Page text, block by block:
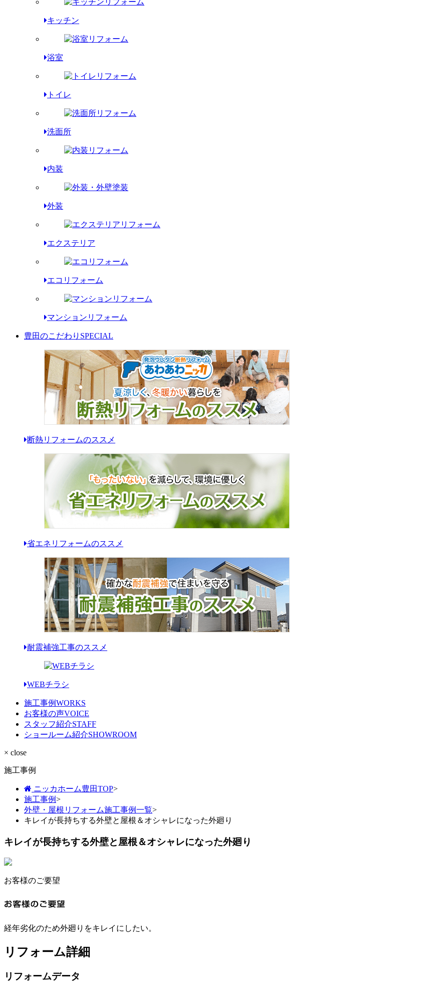
キッチン
浴室
トイレ
洗面所
内装
外装
エクステリア
エコリフォーム
マンションリフォーム
豊田のこだわり SPECIAL
断熱リフォームのススメ
省エネリフォームのススメ
耐震補強工事のススメ
WEBチラシ
施工事例WORKS
お客様の声VOICE
スタッフ紹介STAFF
ショールーム紹介SHOWROOM
× close
施工事例
ニッカホーム豊田TOP>
施工事例>
外壁・屋根リフォーム施工事例一覧>
キレイが長持ちする外壁と屋根＆オシャレになった外廻り
キレイが長持ちする外壁と屋根＆オシャレになった外廻り
お客様のご要望
経年劣化のため外廻りをキレイにしたい。
リフォーム詳細
リフォームデータ